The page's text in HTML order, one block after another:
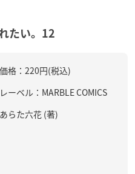
たい。12
価格：220円(税込)
レーベル：MARBLE COMICS
あらた六花 (著)